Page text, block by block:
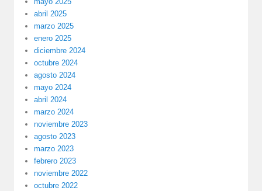
abril 2025
marzo 2025
enero 2025
diciembre 2024
octubre 2024
agosto 2024
mayo 2024
abril 2024
marzo 2024
noviembre 2023
agosto 2023
marzo 2023
febrero 2023
noviembre 2022
octubre 2022